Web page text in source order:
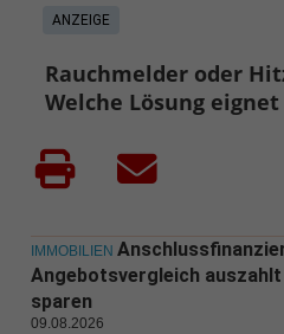
ANZEIGE
Rauchmelder oder
Welche Lösung
IMMOBILIEN
Angebotsvergleich
sparen
09.08.2026